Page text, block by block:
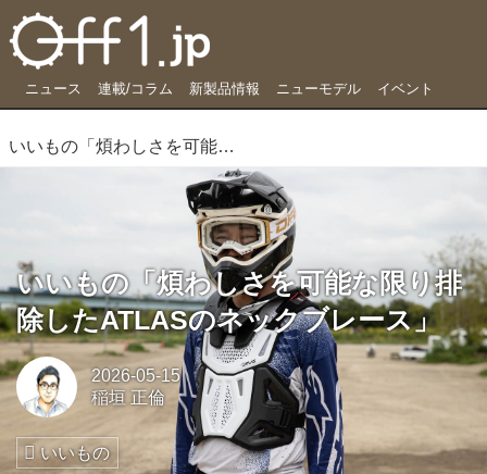
ニュース 連載/コラム 新製品情報 ニューモデル イベント
いいもの「煩わしさを可能な限り排除したATLASのネックブレース」
いいもの「煩わしさを可能な限り排
除したATLASのネックブレース」
2026-05-15
稲垣 正倫
いいもの